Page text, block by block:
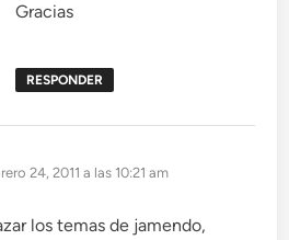
Gracias
RESPONDER
24, 2011 a las 10:21 am
los temas de jamendo,